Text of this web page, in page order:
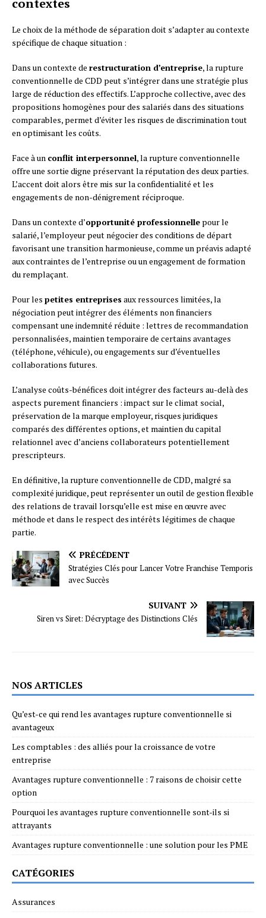
Le choix de la méthode de séparation doit s’adapter au contexte
spécifique de chaque situation :
Dans un contexte de restructuration d’entreprise, la rupture
conventionnelle de CDD peut s’intégrer dans une stratégie plus
large de réduction des effectifs. L’approche collective, avec des
propositions homogènes pour des salariés dans des situations
comparables, permet d’éviter les risques de discrimination tout
en optimisant les coûts.
Face à un conflit interpersonnel, la rupture conventionnelle
offre une sortie digne préservant la réputation des deux parties.
L’accent doit alors être mis sur la confidentialité et les
engagements de non-dénigrement réciproque.
Dans un contexte d’opportunité professionnelle pour le
salarié, l’employeur peut négocier des conditions de départ
favorisant une transition harmonieuse, comme un préavis adapté
aux contraintes de l’entreprise ou un engagement de formation
du remplaçant.
Pour les petites entreprises aux ressources limitées, la
négociation peut intégrer des éléments non financiers
compensant une indemnité réduite : lettres de recommandation
personnalisées, maintien temporaire de certains avantages
(téléphone, véhicule), ou engagements sur d’éventuelles
collaborations futures.
L’analyse coûts-bénéfices doit intégrer des facteurs au-delà des
aspects purement financiers : impact sur le climat social,
préservation de la marque employeur, risques juridiques
comparés des différentes options, et maintien du capital
relationnel avec d’anciens collaborateurs potentiellement
prescripteurs.
En définitive, la rupture conventionnelle de CDD, malgré sa
complexité juridique, peut représenter un outil de gestion flexible
des relations de travail lorsqu’elle est mise en œuvre avec
méthode et dans le respect des intérêts légitimes de chaque
partie.
PRÉCÉDENT
Stratégies Clés pour Lancer Votre Franchise Temporis
avec Succès
SUIVANT
Siren vs Siret: Décryptage des Distinctions Clés
NOS ARTICLES
Qu’est-ce qui rend les avantages rupture conventionnelle si
avantageux
Les comptables : des alliés pour la croissance de votre
entreprise
Avantages rupture conventionnelle : 7 raisons de choisir cette
option
Pourquoi les avantages rupture conventionnelle sont-ils si
attrayants
Avantages rupture conventionnelle : une solution pour les PME
CATÉGORIES
Assurances